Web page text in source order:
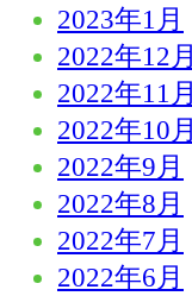
2023年1月
2022年12月
2022年11月
2022年10月
2022年9月
2022年8月
2022年7月
2022年6月